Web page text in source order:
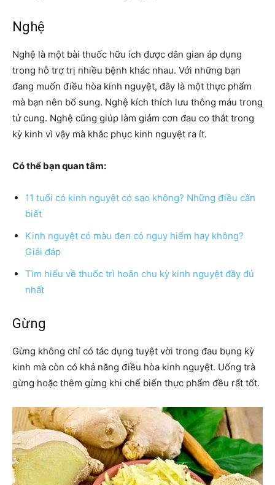
Nghệ
Nghệ là một bài thuốc hữu ích được dân gian áp dụng
trong hỗ trợ trị nhiều bệnh khác nhau. Với những bạn
đang muốn điều hòa kinh nguyệt, đây là một thực phẩm
mà bạn nên bổ sung. Nghệ kích thích lưu thông máu trong
tử cung. Nghệ cũng giúp làm giảm cơn đau co thắt trong
kỳ kinh vì vậy mà khắc phục kinh nguyệt ra ít.
Có thể bạn quan tâm:
11 tuổi có kinh nguyệt có sao không? Những điều cần
biết
Kinh nguyệt có màu đen có nguy hiểm hay không?
Giải đáp
Tìm hiểu về thuốc trì hoãn chu kỳ kinh nguyệt đầy đủ
nhất
Gừng
Gừng không chỉ có tác dụng tuyệt vời trong đau bụng kỳ
kinh mà còn có khả năng điều hòa kinh nguyệt. Uống trà
gừng hoặc thêm gừng khi chế biến thực phẩm đều rất tốt.